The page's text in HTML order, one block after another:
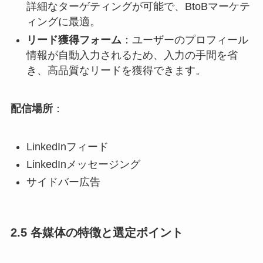
詳細なターゲティングが可能で、BtoBマーケテ
ィングに最適。​
リード獲得フォーム ：​ユーザーのプロフィール
情報が自動入力されるため、入力の手間を省
き、高品質なリードを獲得できます。​
配信場所：
LinkedInフィード​
LinkedInメッセージング​
サイドバー広告​
2.5 各媒体の特徴と選定ポイント